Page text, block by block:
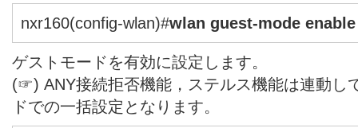
nxr160(config-wlan)#wlan guest-mode enable
ゲストモードを有効に設定します。
(☞) ANY接続拒否機能，ステルス機能は連動し
ドでの一括設定となります。